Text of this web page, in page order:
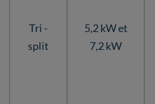
Tri -
split
5,2 kW et
7,2 kW